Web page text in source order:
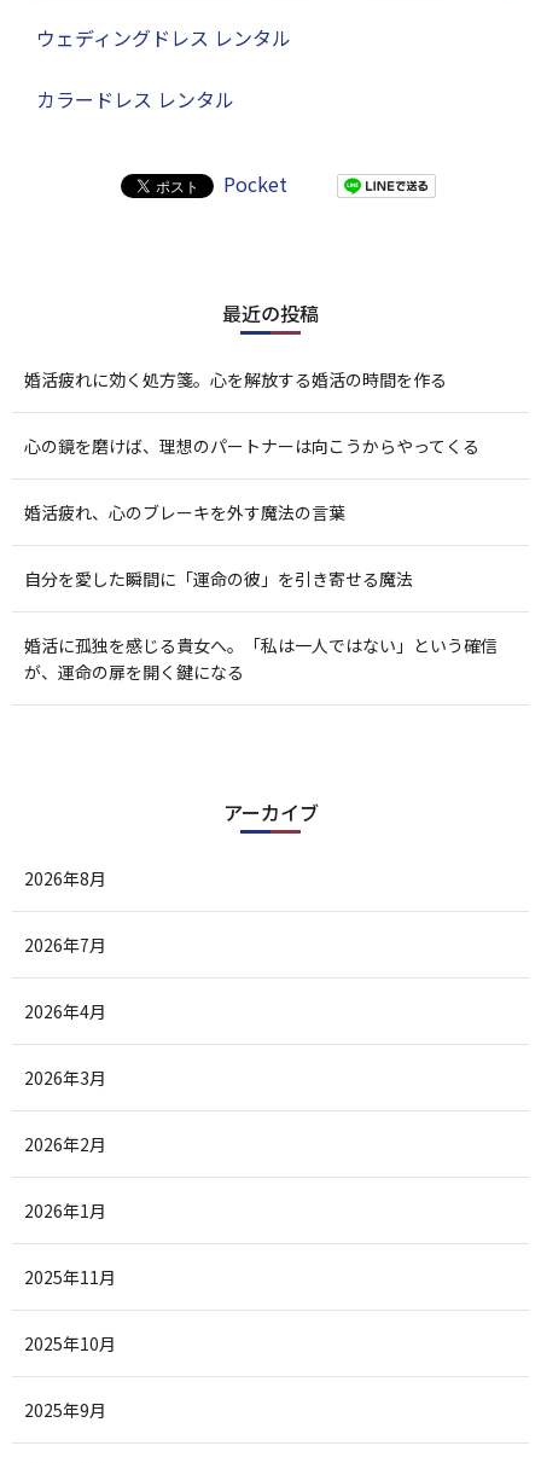
ウェディングドレス レンタル
カラードレス レンタル
Pocket
最近の投稿
婚活疲れに効く処方箋。心を解放する婚活の時間を作る
心の鏡を磨けば、理想のパートナーは向こうからやってくる
婚活疲れ、心のブレーキを外す魔法の言葉
自分を愛した瞬間に「運命の彼」を引き寄せる魔法
婚活に孤独を感じる貴女へ。「私は一人ではない」という確信
が、運命の扉を開く鍵になる
アーカイブ
2026年8月
2026年7月
2026年4月
2026年3月
2026年2月
2026年1月
2025年11月
2025年10月
2025年9月